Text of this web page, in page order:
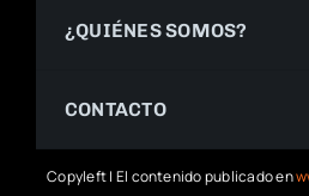
¿QUIÉNES SOMOS?
CONTACTO
Copyleft | El contenido publicado en